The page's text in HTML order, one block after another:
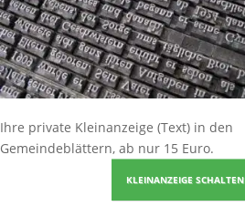
Ihre private Kleinanzeige (Text) in den
Gemeindeblättern, ab nur 15 Euro.
KLEINANZEIGE SCHALTEN